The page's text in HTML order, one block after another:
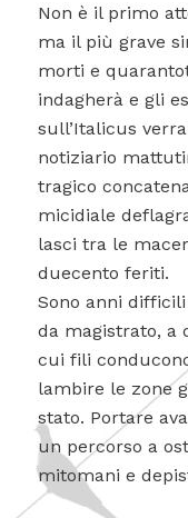
Non è il primo
ma il più grave
morti e
indagherà e gli
sull’Italicus
notiziario
tragico
micidiale
lasci tra le
duecento feriti.
Sono anni
da magistrato, a
cui fili
lambire le zone
stato. Portare
un percorso a
mitomani e